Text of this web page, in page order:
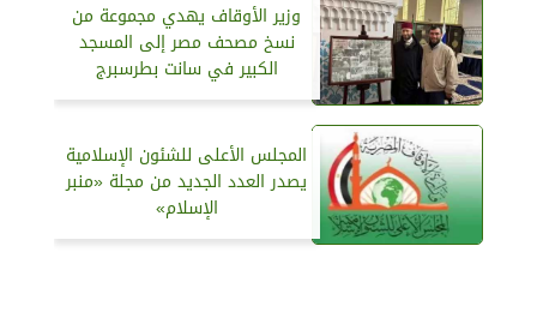
وزير الأوقاف يهدي مجموعة من
نسخ مصحف مصر إلى المسجد
الكبير في سانت بطرسبرج
المجلس الأعلى للشئون الإسلامية
يصدر العدد الجديد من مجلة «منبر
الإسلام»